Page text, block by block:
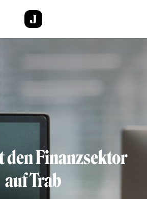
den Finanzsektor
auf Trab